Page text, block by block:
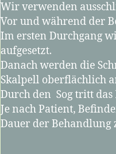
Wir verwenden
Vor und während der
Im ersten Durchgang
aufgesetzt.
Danach werden die
Skalpell oberflächlich
Durch den Sog tritt das
Je nach Patient,
Dauer der Behandlung